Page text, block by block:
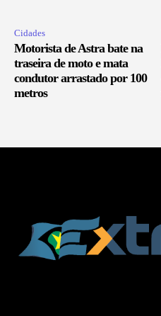
Cidades
Motorista de Astra bate na
traseira de moto e mata
condutor arrastado por 100
metros